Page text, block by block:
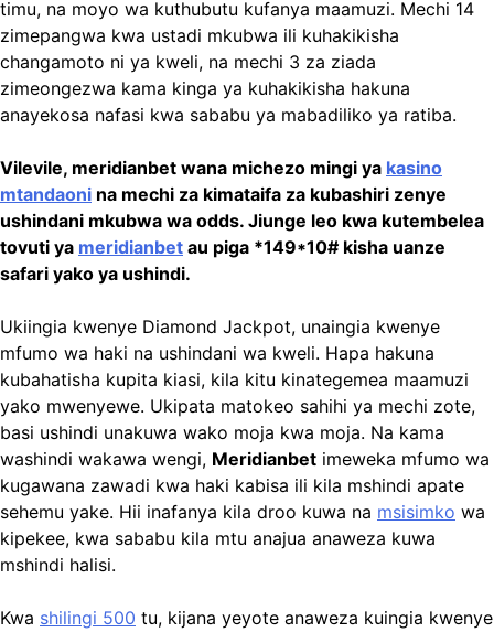
timu, na moyo wa kuthubutu kufanya maamuzi. Mechi 14
zimepangwa kwa ustadi mkubwa ili kuhakikisha
changamoto ni ya kweli, na mechi 3 za ziada
zimeongezwa kama kinga ya kuhakikisha hakuna
anayekosa nafasi kwa sababu ya mabadiliko ya ratiba.
Vilevile, meridianbet wana michezo mingi ya kasino
mtandaoni na mechi za kimataifa za kubashiri zenye
ushindani mkubwa wa odds. Jiunge leo kwa kutembelea
tovuti ya meridianbet au piga *149*10# kisha uanze
safari yako ya ushindi.
Ukiingia kwenye Diamond Jackpot, unaingia kwenye
mfumo wa haki na ushindani wa kweli. Hapa hakuna
kubahatisha kupita kiasi, kila kitu kinategemea maamuzi
yako mwenyewe. Ukipata matokeo sahihi ya mechi zote,
basi ushindi unakuwa wako moja kwa moja. Na kama
washindi wakawa wengi, Meridianbet imeweka mfumo wa
kugawana zawadi kwa haki kabisa ili kila mshindi apate
sehemu yake. Hii inafanya kila droo kuwa na msisimko wa
kipekee, kwa sababu kila mtu anajua anaweza kuwa
mshindi halisi.
Kwa shilingi 500 tu, kijana yeyote anaweza kuingia kwenye